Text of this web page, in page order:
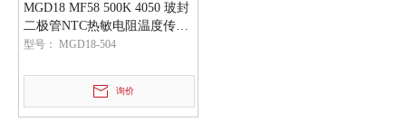
MGD18 MF58 500K 4050 玻封
二极管NTC热敏电阻温度传感
器元件
型号： MGD18-504
询价